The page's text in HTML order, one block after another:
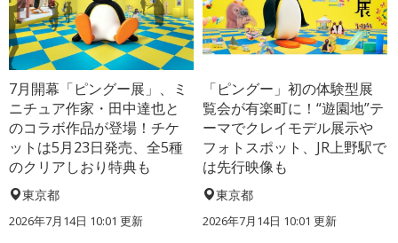
7月開幕「ピングー展」、ミ
ニチュア作家・田中達也と
のコラボ作品が登場！チケ
ットは5月23日発売、全5種
のクリアしおり特典も
東京都
2026年7月14日 10:01 更新
「ピングー」初の体験型展
覧会が有楽町に！“遊園地”テ
ーマでクレイモデル展示や
フォトスポット、JR上野駅で
は先行映像も
東京都
2026年7月14日 10:01 更新